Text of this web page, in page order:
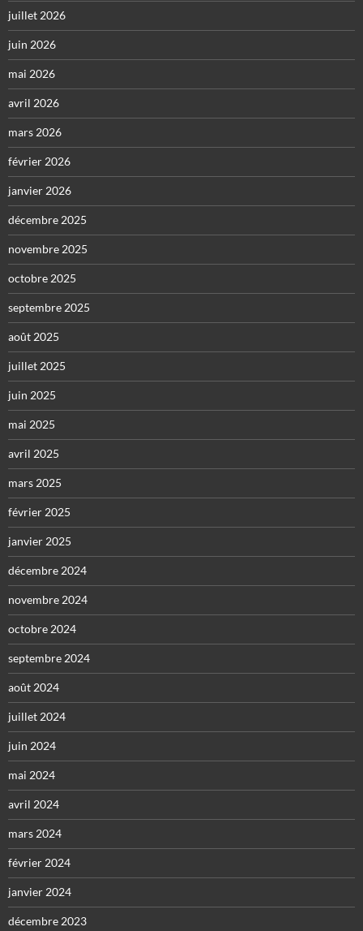
juillet 2026
juin 2026
mai 2026
avril 2026
mars 2026
février 2026
janvier 2026
décembre 2025
novembre 2025
octobre 2025
septembre 2025
août 2025
juillet 2025
juin 2025
mai 2025
avril 2025
mars 2025
février 2025
janvier 2025
décembre 2024
novembre 2024
octobre 2024
septembre 2024
août 2024
juillet 2024
juin 2024
mai 2024
avril 2024
mars 2024
février 2024
janvier 2024
décembre 2023